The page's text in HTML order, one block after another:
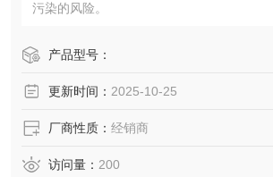
污染的风险。
产品型号：
更新时间： 2025-10-25
厂商性质： 经销商
访问量： 200